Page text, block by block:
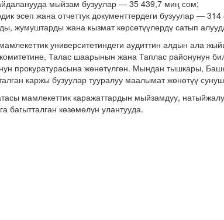
мыйзам бузуулар — 35 439,7 миң сом;
эсеп жана отчеттук документтердеги бузуулар —
жумуштарды жана кызмат көрсөтүүлөрдү сатып
университетиндеги аудиттин алдын ала
Талас шаарынын жана Таплас районунун
прокуратурасына жөнөтүлгөн. Мындан тышкары,
каржы бузуулар тууралуу маалымат жөнөтүү
мамлекеттик каражаттардын мыйзамдуу,
багытталган көзөмөлүн улантууда.